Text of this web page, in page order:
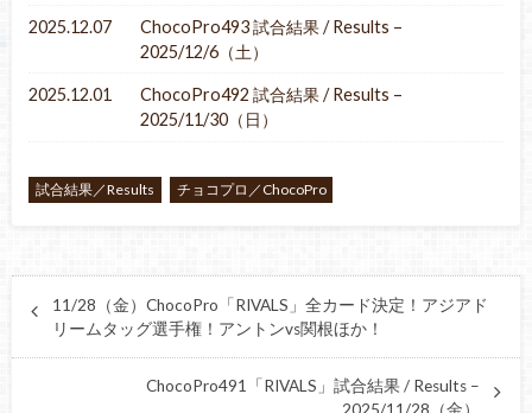
2025.12.07
ChocoPro493 試合結果 / Results –
2025/12/6（土）
2025.12.01
ChocoPro492 試合結果 / Results –
2025/11/30（日）
試合結果／Results チョコプロ／ChocoPro
11/28（金）ChocoPro「RIVALS」全カード決定！アジアド
リームタッグ選手権！アントンvs関根ほか！
ChocoPro491「RIVALS」試合結果 / Results –